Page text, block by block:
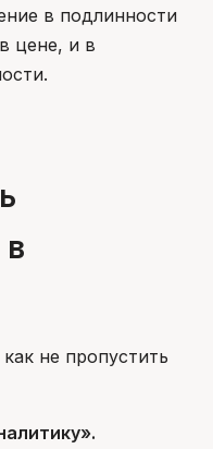
в подлинности
цене, и в
не пропустить